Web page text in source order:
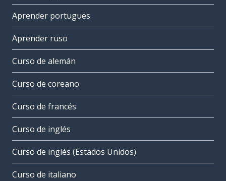
Aprender portugués
Aprender ruso
Curso de alemán
Curso de coreano
Curso de francés
Curso de inglés
Curso de inglés (Estados Unidos)
Curso de italiano